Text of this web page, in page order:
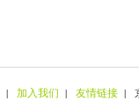
| 加入我们 | 友情链接 |